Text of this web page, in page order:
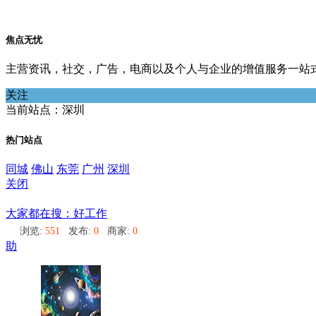
焦点无忧
主营资讯，社交，广告，电商以及个人与企业的增值服务一站
关注
当前站点：深圳
热门站点
同城 佛山 东莞 广州 深圳
关闭
大家都在搜：好工作
浏览: 551 发布: 0 商家: 0
助